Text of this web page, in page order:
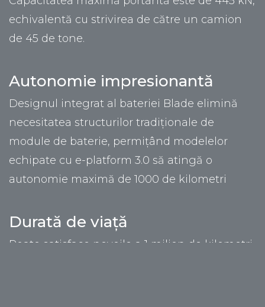
echivalentă cu strivirea de către un camion
de 45 de tone.
Autonomie impresionantă
Designul integrat al bateriei Blade elimină
necesitatea structurilor tradiționale de
module de baterie, permițând modelelor
echipate cu e-platform 3.0 să atingă o
autonomie maximă de 1000 de kilometri
Durată de viață
Poate satisface nevoile a 1 milion de kilometri